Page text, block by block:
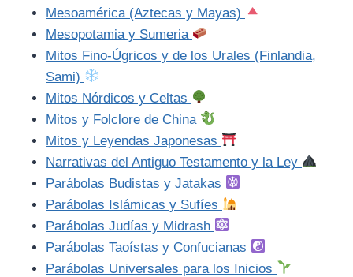
Mesoamérica (Aztecas y Mayas)
Mesopotamia y Sumeria
Mitos Fino-Úgricos y de los Urales (Finlandia,
Sami)
Mitos Nórdicos y Celtas
Mitos y Folclore de China
Mitos y Leyendas Japonesas
Narrativas del Antiguo Testamento y la Ley
Parábolas Budistas y Jatakas
Parábolas Islámicas y Sufíes
Parábolas Judías y Midrash
Parábolas Taoístas y Confucianas
Parábolas Universales para los Inicios